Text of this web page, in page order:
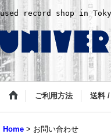
used record shop in
ご利用方法 送料
Home > お問い合わせ